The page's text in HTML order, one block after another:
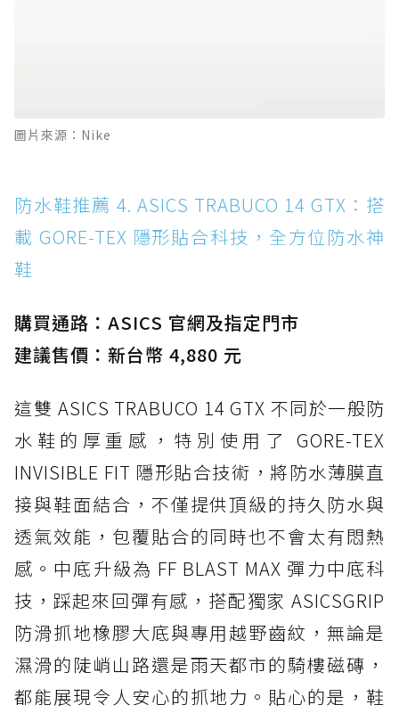
圖片來源：Nike
防水鞋推薦 4. ASICS TRABUCO 14 GTX：搭
載 GORE-TEX 隱形貼合科技，全方位防水神
鞋
購買通路：ASICS 官網及指定門市
建議售價：新台幣 4,880 元
這雙 ASICS TRABUCO 14 GTX 不同於一般防
水鞋的厚重感，特別使用了 GORE-TEX
INVISIBLE FIT 隱形貼合技術，將防水薄膜直
接與鞋面結合，不僅提供頂級的持久防水與
透氣效能，包覆貼合的同時也不會太有悶熱
感。中底升級為 FF BLAST MAX 彈力中底科
技，踩起來回彈有感，搭配獨家 ASICSGRIP
防滑抓地橡膠大底與專用越野齒紋，無論是
濕滑的陡峭山路還是雨天都市的騎樓磁磚，
都能展現令人安心的抓地力。貼心的是，鞋